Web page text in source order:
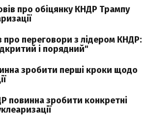
про обіцянку КНДР Трампу
про переговори з лідером КНДР:
і порядний"
зробити перші кроки щодо
повинна зробити конкретні